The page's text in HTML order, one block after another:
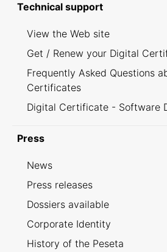
Technical support
View the Web site
Get / Renew your Digital
Frequently Asked Questions
Certificates
Digital Certificate - Software
Press
News
Press releases
Dossiers available
Corporate Identity
History of the Peseta